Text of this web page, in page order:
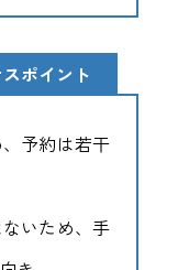
ポイント
予約は若干
いため、手